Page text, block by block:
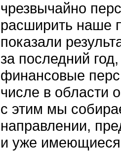
чрезвычайно
расширить наше
показали
за последний
финансовые
числе в области
с этим мы
направлении,
и уже имеющиеся